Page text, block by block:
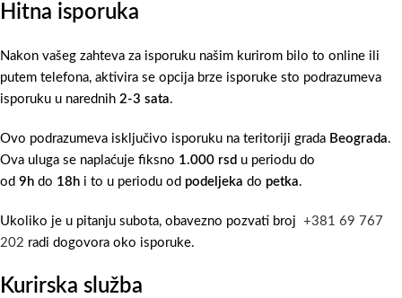
Hitna isporuka
Nakon vašeg zahteva za isporuku našim kurirom bilo to online ili
putem telefona, aktivira se opcija brze isporuke sto podrazumeva
isporuku u narednih 2-3 sata.
Ovo podrazumeva isključivo isporuku na teritoriji grada Beograda.
Ova uluga se naplaćuje fiksno 1.000 rsd u periodu do
od 9h do 18h i to u periodu od podeljeka do petka.
Ukoliko je u pitanju subota, obavezno pozvati broj +381 69 767
202 radi dogovora oko isporuke.
Kurirska služba